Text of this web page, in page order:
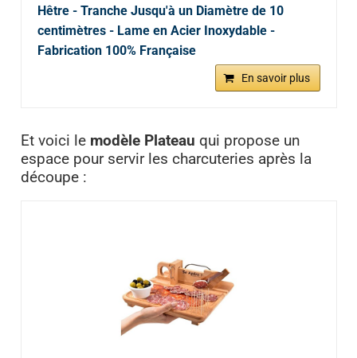
Hêtre - Tranche Jusqu'à un Diamètre de 10
centimètres - Lame en Acier Inoxydable -
Fabrication 100% Française
En savoir plus
Et voici le modèle Plateau qui propose un
espace pour servir les charcuteries après la
découpe :